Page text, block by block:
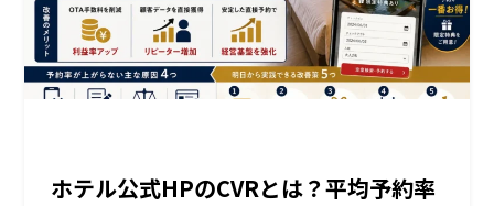
ホテル公式HPのCVRとは？平均予約率